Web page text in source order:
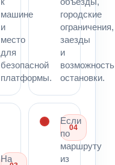
машине
и
место
для
безопасной
платформы.
городские
ограничения,
заезды
и
возможность
остановки.
На
04
Если
по
маршруту
из